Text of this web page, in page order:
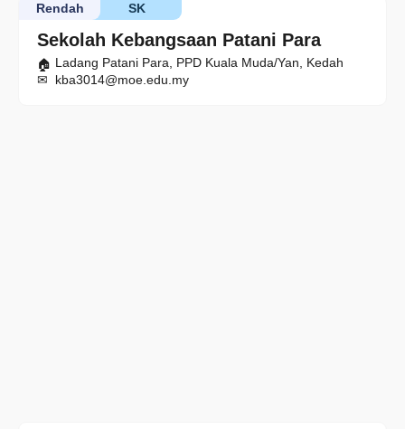
Sekolah Kebangsaan Patani Para
SK
Rendah
Ladang Patani Para, PPD Kuala Muda/Yan, Kedah
kba3014@moe.edu.my